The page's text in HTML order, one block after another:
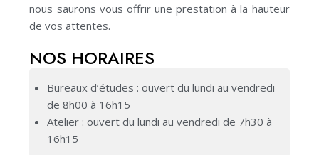
nous saurons vous offrir une prestation à la hauteur
de vos attentes.
NOS HORAIRES
Bureaux d’études : ouvert du lundi au vendredi
de 8h00 à 16h15
Atelier : ouvert du lundi au vendredi de 7h30 à
16h15